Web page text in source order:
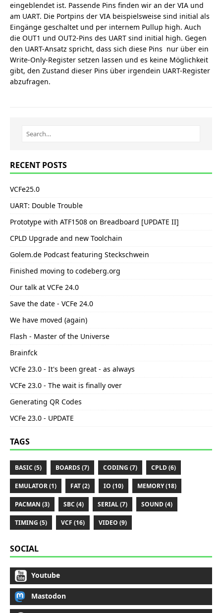
eingeblendet ist. Passende Pins finden wir an der VIA und
am UART. Die Portpins der VIA beispielsweise sind initial als
Eingänge geschaltet und per internem Pullup high. Auch
die OUT1 und OUT2-Pins des UART sind initial high. Gegen
den UART-Ansatz spricht, dass sich diese Pins nur über ein
Write-Only-Register setzen lassen und es keine Möglichkeit
gibt, den Zustand dieser Pins über irgendein UART-Register
abzufragen.
RECENT POSTS
VCFe25.0
UART: Double Trouble
Prototype with ATF1508 on Breadboard [UPDATE II]
CPLD Upgrade and new Toolchain
Golem.de Podcast featuring Steckschwein
Finished moving to codeberg.org
Our talk at VCFe 24.0
Save the date - VCFe 24.0
We have moved (again)
Flash - Master of the Universe
Brainfck
VCFe 23.0 - It's been great - as always
VCFe 23.0 - The wait is finally over
Generating QR Codes
VCFe 23.0 - UPDATE
TAGS
BASIC (5) BOARDS (7) CODING (7) CPLD (6)
EMULATOR (1) FAT (2) IO (10) MEMORY (18)
PACMAN (3) SBC (4) SERIAL (7) SOUND (4)
TIMING (5) VCF (16) VIDEO (9)
SOCIAL
Youtube
Mastodon